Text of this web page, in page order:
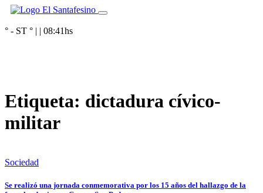
° - ST ° | | 08:41hs
Etiqueta: dictadura cívico-
militar
Sociedad
Se realizó una jornada conmemorativa por los 15 años del hallazgo de la